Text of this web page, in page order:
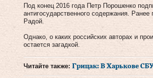
Под конец 2016 года Петр Порошенко
антигосударственного содержания.
Радой.
Однако, о каких российских авторах и
остается загадкой.
Читайте также: Грицак: В Харькове